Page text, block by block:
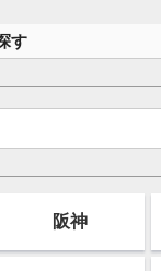
す
阪神